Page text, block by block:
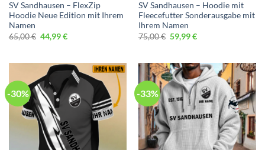
SV Sandhausen – FlexZip
Hoodie Neue Edition mit Ihrem
Namen
65,00€ Ursprünglicher
Preis
44,99€Aktueller
SV Sandhausen – Hoodie mit
Fleecefutter Sonderausgabe mit
Ihrem Namen
75,00€ Ursprünglicher
Preis
59,99€Aktueller
-30% -33%